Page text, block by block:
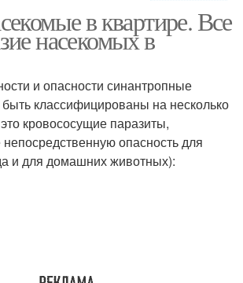
в квартире. Все
насекомых в
и опасности синантропные
классифицированы на несколько
кровососущие паразиты,
опасность для
и для домашних животных):